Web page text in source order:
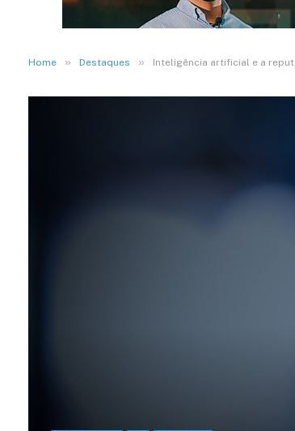
Home » Destaques » Inteligência artificial e a